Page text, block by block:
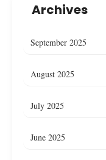
Archives
September 2025
August 2025
July 2025
June 2025